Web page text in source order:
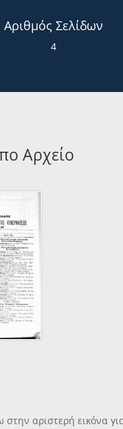
Αριθμός Σελίδων
4
Αρχείο
στην αριστερή εικόνα